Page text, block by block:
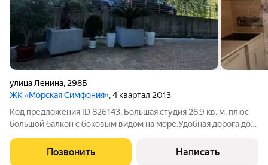
улица Ленина, 298Б
ЖК «Морская Симфония», 4 квартал 2013
Код предложения ID 826143. Большая студия 28.9 кв. м, плюс
большой балкон с боковым видом на море.Удобная дорога до
есть бесплатная парковка. Локация: без пробок 10 минут до
аэропорта, до моря
Позвонить Написать